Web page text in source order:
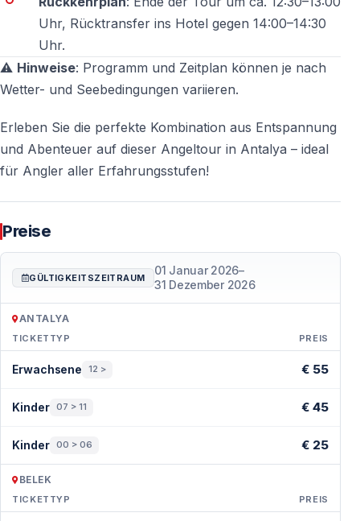
Ist die Tour für Kinder geeignet?
Ja, es handelt sich um einefamilienfreundliche
Aktivität.
Die Angeltour in der Bucht von Antalya ist die
perfekte Wahl für alle, die das Mittelmeer von seiner
ruhigen, natürlichen Seite erleben und die Freude am
Uhr, Rücktransfer ins Hotel gegen 14:00–14:30
Uhr.
⚠️ Hinweise: Programm und Zeitplan können je nach
Wetter- und Seebedingungen variieren.
Erleben Sie die perfekte Kombination aus Entspannung
und Abenteuer auf dieser Angeltour in Antalya – ideal
für Angler aller Erfahrungsstufen!
Preise
GÜLTIGKEITSZEITRAUM
01 Januar 2026–
31 Dezember 2026
ANTALYA
TICKETTYP PREIS
Erwachsene 12 > € 55
Kinder 07 > 11 € 45
Kinder 00 > 06 € 25
BELEK
TICKETTYP PREIS